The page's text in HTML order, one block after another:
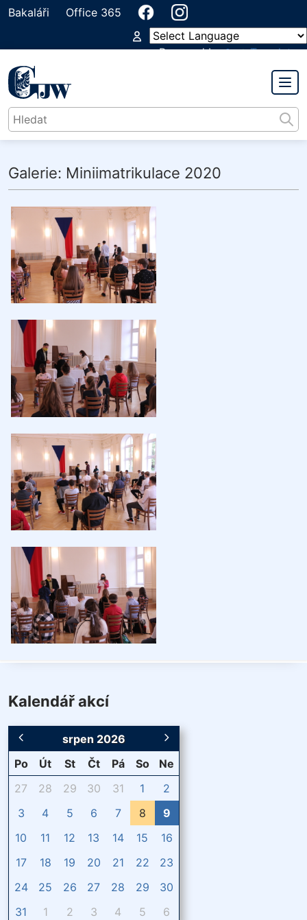
Bakaláři Office 365
Powered by
Translate
Galerie: Miniimatrikulace 2020
Kalendář akcí
srpen 2026
Po
Út St Čt Pá So
Ne
27
28 29 30 31 1
2
3
4 5 6 7 8
9
10
11 12 13 14 15
16
17
18 19 20 21 22
23
24
25 26 27 28 29
30
31
1 2 3 4 5 6